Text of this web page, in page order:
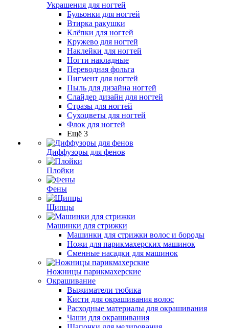
Украшения для ногтей
Бульонки для ногтей
Втирка ракушки
Клёпки для ногтей
Кружево для ногтей
Наклейки для ногтей
Ногти накладные
Переводная фольга
Пигмент для ногтей
Пыль для дизайна ногтей
Слайдер дизайн для ногтей
Стразы для ногтей
Сухоцветы для ногтей
Флок для ногтей
Ещё 3
Диффузоры для фенов
Плойки
Фены
Щипцы
Машинки для стрижки
Машинки для стрижки волос и бороды
Ножи для парикмахерских машинок
Сменные насадки для машинок
Ножницы парикмахерские
Окрашивание
Выжиматели тюбика
Кисти для окрашивания волос
Расходные материалы для окрашивания
Чаши для окрашивания